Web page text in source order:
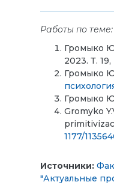
Работы по теме:
Громыко
2023. Т.
Громыко
Громыко
Gromyko
1177/
Источники:
"Актуальные